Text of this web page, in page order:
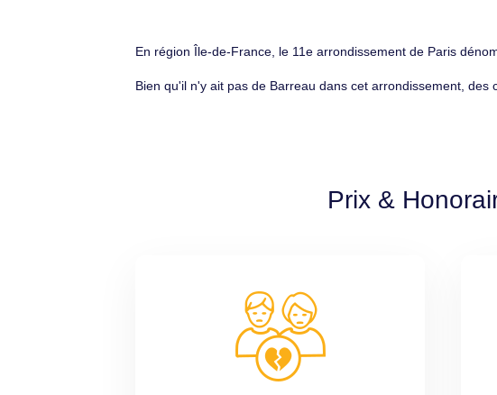
En région Île-de-France, le 11e arrondissement de Paris
Bien qu'il n'y ait pas de Barreau dans cet arrondissement, des
Prix &